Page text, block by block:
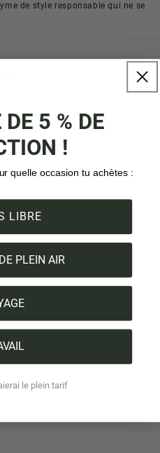
de style responsable qui ne se
d'œil :
5 % DE
!
quelle occasion tu achètes :
LIBRE
PLEIN AIR
le plein tarif